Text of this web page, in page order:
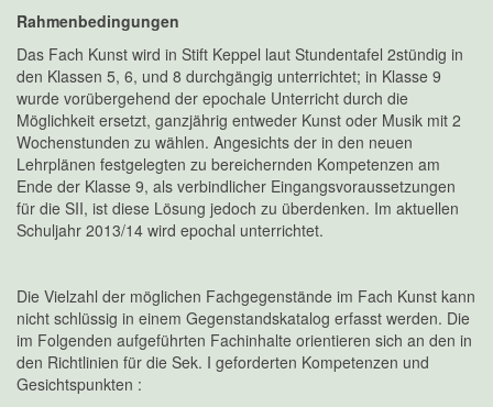
Rahmenbedingungen
Das Fach Kunst wird in Stift Keppel laut Stundentafel 2stündig in
den Klassen 5, 6, und 8 durchgängig unterrichtet; in Klasse 9
wurde vorübergehend der epochale Unterricht durch die
Möglichkeit ersetzt, ganzjährig entweder Kunst oder Musik mit 2
Wochenstunden zu wählen. Angesichts der in den neuen
Lehrplänen festgelegten zu bereichernden Kompetenzen am
Ende der Klasse 9, als verbindlicher Eingangsvoraussetzungen
für die SII, ist diese Lösung jedoch zu überdenken. Im aktuellen
Schuljahr 2013/14 wird epochal unterrichtet.
Die Vielzahl der möglichen Fachgegenstände im Fach Kunst kann
nicht schlüssig in einem Gegenstandskatalog erfasst werden. Die
im Folgenden aufgeführten Fachinhalte orientieren sich an den in
den Richtlinien für die Sek. I geforderten Kompetenzen und
Gesichtspunkten :